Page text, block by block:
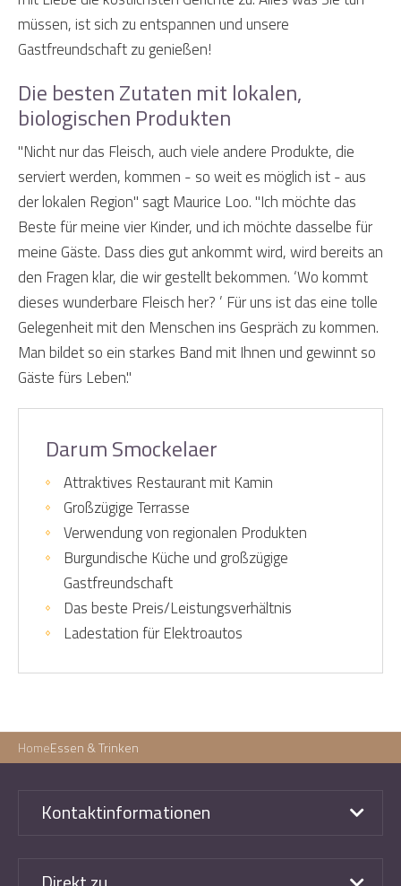
müssen, ist sich zu entspannen und unsere
Gastfreundschaft zu genießen!
Die besten Zutaten mit lokalen,
biologischen Produkten
"Nicht nur das Fleisch, auch viele andere Produkte, die
serviert werden, kommen - so weit es möglich ist - aus
der lokalen Region" sagt Maurice Loo. "Ich möchte das
Beste für meine vier Kinder, und ich möchte dasselbe für
meine Gäste. Dass dies gut ankommt wird, wird bereits an
den Fragen klar, die wir gestellt bekommen. ‘Wo kommt
dieses wunderbare Fleisch her? ’ Für uns ist das eine tolle
Gelegenheit mit den Menschen ins Gespräch zu kommen.
Man bildet so ein starkes Band mit Ihnen und gewinnt so
Gäste fürs Leben."
Darum Smockelaer
Attraktives Restaurant mit Kamin
Großzügige Terrasse
Verwendung von regionalen Produkten
Burgundische Küche und großzügige
Gastfreundschaft
Das beste Preis/Leistungsverhältnis
Ladestation für Elektroautos
HomeEssen & Trinken
Kontaktinformationen